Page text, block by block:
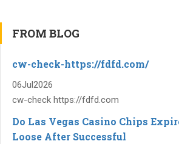
FROM BLOG
cw-check-https://fdfd.com/
06Jul2026
cw-check https://fdfd.com
Do Las Vegas Casino Chips
Loose After Successful